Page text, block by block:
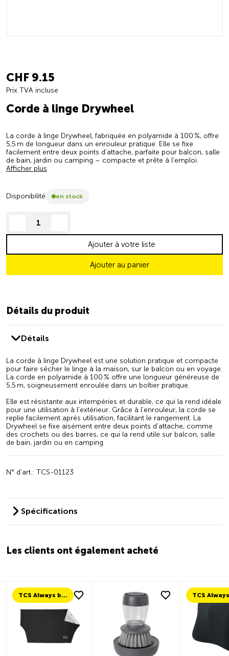
CHF 9.15
Prix TVA incluse
Corde à linge Drywheel
La corde à linge Drywheel, fabriquée en polyamide à 100 %, offre
5,5 m de longueur dans un enrouleur pratique. Elle se fixe
facilement entre deux points d’attache, parfaite pour balcon, salle
de bain, jardin ou camping – compacte et prête à l’emploi.
Afficher plus
Disponibilité en stock
decrease quantity
Ajouter au panier
Ajouter à votre liste
Détails du produit
Détails
La corde à linge Drywheel est une solution pratique et compacte
pour faire sécher le linge à la maison, sur le balcon ou en voyage.
La corde en polyamide à 100 % offre une longueur généreuse de
5,5 m, soigneusement enroulée dans un boîtier pratique.
Elle est résistante aux intempéries et durable, ce qui la rend idéale
pour une utilisation à l’extérieur. Grâce à l’enrouleur, la corde se
replie facilement après utilisation, facilitant le rangement. La
Drywheel se fixe aisément entre deux points d’attache, comme
des crochets ou des barres, ce qui la rend utile sur balcon, salle
de bain, jardin ou en camping.
N° d’art.: TCS-01123
Spécifications
Les clients ont également acheté
TCS Always by my side